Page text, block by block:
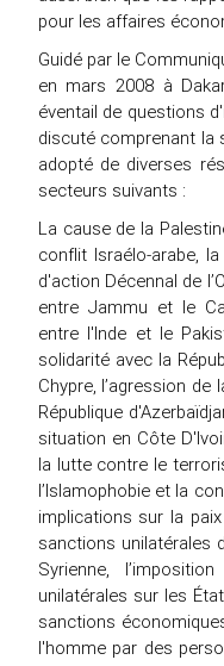
pour les affaires
Guidé par le
en mars 2008 à
éventail de questions
discuté comprenant la
adopté de diverses
secteurs suivants :
La cause de la
conflit Israélo-arabe,
d'action Décennal de
entre Jammu et le
entre l'Inde et le
solidarité avec la
Chypre, l’agression de
République
situation en Côte
la lutte contre le
l’Islamophobie et la
implications sur la
sanctions unilatérales
Syrienne,
unilatérales sur les
sanctions
l'homme par des